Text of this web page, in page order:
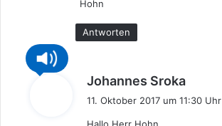
Hohn
Antworten
Johannes Sroka
11. Oktober 2017 um 11:30 Uhr